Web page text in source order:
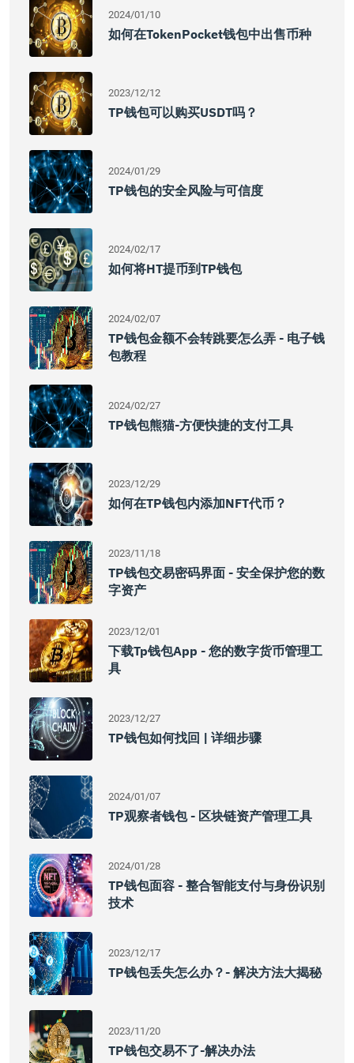
2024/01/10
如何在TokenPocket钱包中出售币种
2023/12/12
TP钱包可以购买USDT吗？
2024/01/29
TP钱包的安全风险与可信度
2024/02/17
如何将HT提币到TP钱包
2024/02/07
TP钱包金额不会转跳要怎么弄 - 电子钱
包教程
2024/02/27
TP钱包熊猫-方便快捷的支付工具
2023/12/29
如何在TP钱包内添加NFT代币？
2023/11/18
TP钱包交易密码界面 - 安全保护您的数
字资产
2023/12/01
下载tp钱包app - 您的数字货币管理工
具
2023/12/27
TP钱包如何找回 | 详细步骤
2024/01/07
TP观察者钱包 - 区块链资产管理工具
2024/01/28
TP钱包面容 - 整合智能支付与身份识别
技术
2023/12/17
TP钱包丢失怎么办？- 解决方法大揭秘
2023/11/20
TP钱包交易不了-解决办法